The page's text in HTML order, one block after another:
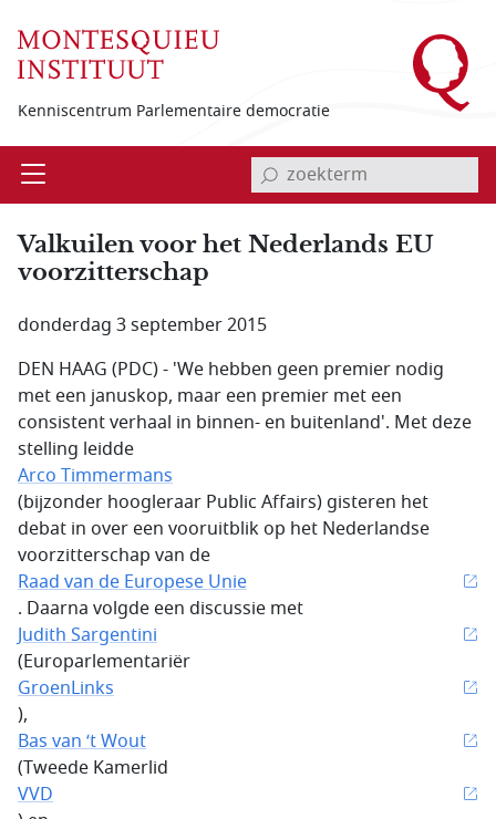
Kenniscentrum Parlementaire democratie
Open invoerveld zoekterm
Valkuilen voor het Nederlands EU
voorzitterschap
donderdag 3 september 2015
DEN HAAG (PDC) - 'We hebben geen premier nodig
met een januskop, maar een premier met een
consistent verhaal in binnen- en buitenland'. Met deze
stelling leidde
Arco Timmermans
(bijzonder hoogleraar Public Affairs) gisteren het
debat in over een vooruitblik op het Nederlandse
voorzitterschap van de
Raad van de Europese Unie
. Daarna volgde een discussie met
Judith Sargentini
(Europarlementariër
GroenLinks
),
Bas van ‘t Wout
(Tweede Kamerlid
VVD